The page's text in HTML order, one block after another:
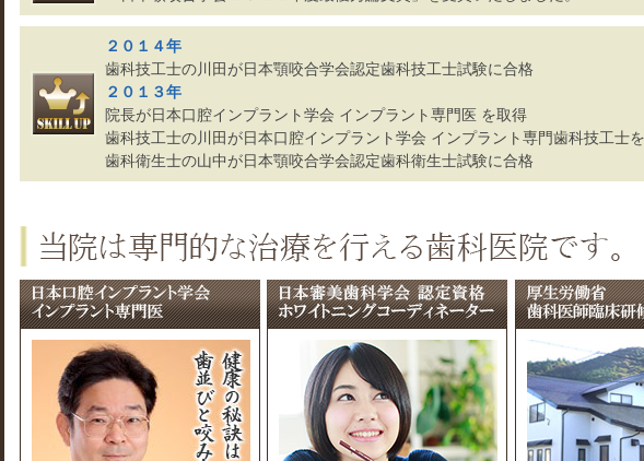
２０１４年
歯科技工士の川田が日本顎咬合学会認定歯科技工士試験に合格
２０１３年
院長が日本口腔インプラント学会 インプラント専門医 を取得
歯科技工士の川田が日本口腔インプラント学会 インプラント専門歯科技工士
歯科衛生士の山中が日本顎咬合学会認定歯科衛生士試験に合格